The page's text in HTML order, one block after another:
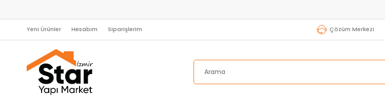
Yeni Ürünler Hesabım Siparişlerim Çözüm Merkezi